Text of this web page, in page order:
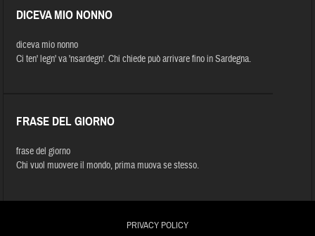
DICEVA MIO NONNO
diceva mio nonno
Ci ten' legn' va 'nsardegn'. Chi chiede può arrivare fino in Sardegna.
FRASE DEL GIORNO
frase del giorno
Chi vuol muovere il mondo, prima muova se stesso.
PRIVACY POLICY